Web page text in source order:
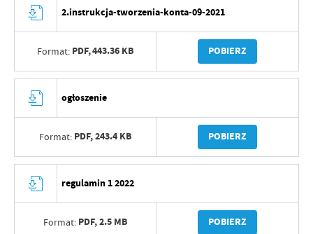
2.instrukcja-tworzenia-konta-09-2021
Format: PDF,443.36 KB POBIERZ
ogłoszenie
Format: PDF,243.4 KB POBIERZ
regulamin 1 2022
Format: PDF,2.5 MB POBIERZ